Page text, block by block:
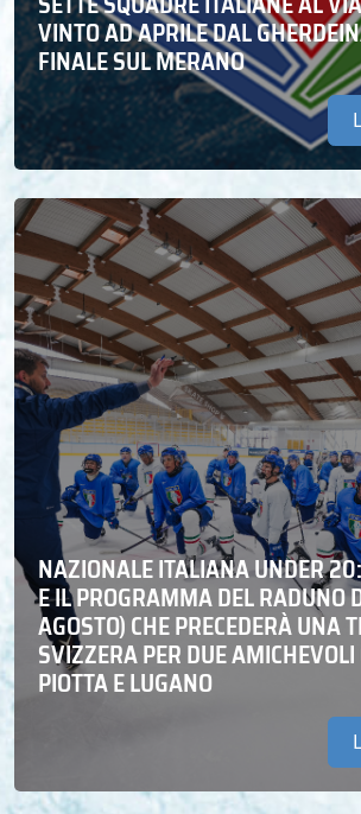
VINTO AD APRILE DAL
FINALE SUL MERANO
NAZIONALE ITALIANA UNDER
E IL PROGRAMMA DEL RADUNO
AGOSTO) CHE PRECEDERÀ UNA
SVIZZERA PER DUE
PIOTTA E LUGANO